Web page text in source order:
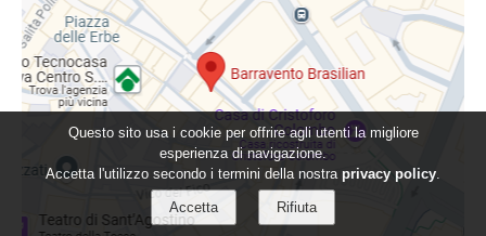
Questo sito usa i cookie per offrire agli utenti la migliore
esperienza di navigazione.
Accetta l'utilizzo secondo i termini della nostra privacy policy.